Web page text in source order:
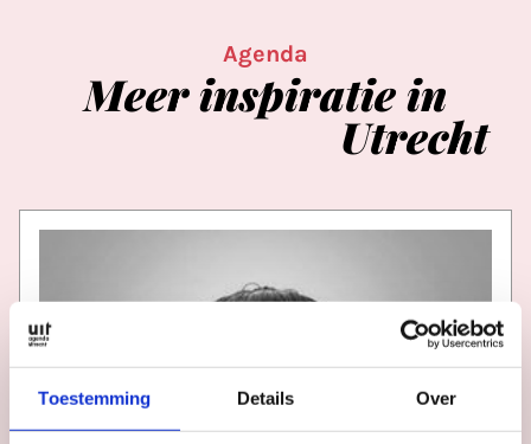
Toestemming Details Over
Agenda
Meerinspiratiein
Utrecht